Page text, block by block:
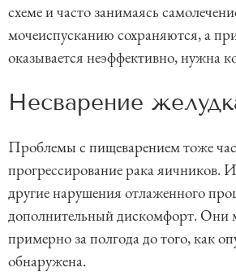
схеме и часто занимаясь
мочеиспусканию сохраняются, а
оказывается неэффективно, нужна
Несварение
Проблемы с пищеварением тоже
прогрессирование рака яичников.
другие нарушения отлаженного
дополнительный дискомфорт. Они
примерно за полгода до того, как
обнаружена.